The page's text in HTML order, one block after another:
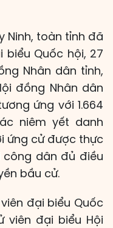
Ninh, toàn tỉnh đã
Quốc hội, 27
Nhân dân tỉnh,
đồng Nhân dân
ứng với 1.664
niêm yết danh
ứng cử được thực
dân đủ điều
bầu cử.
đại biểu Quốc
viên đại biểu Hội